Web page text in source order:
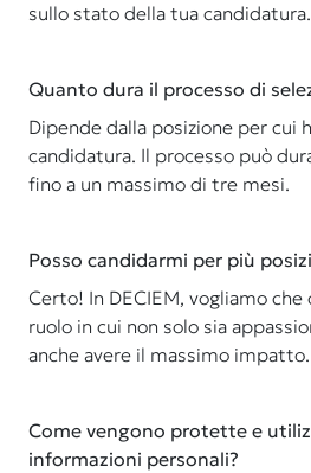
sullo stato della tua candidatura.
Quanto dura il processo di
Dipende dalla posizione per cui
candidatura. Il processo può
fino a un massimo di tre mesi.
Posso candidarmi per più
Certo! In DECIEM, vogliamo
ruolo in cui non solo sia
anche avere il massimo impatto.
Come vengono protette e
informazioni personali?